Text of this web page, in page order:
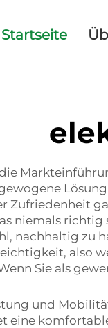
Startseite
Zufriedenheit
niemals
nachhaltig zu
also
Sie als
und
eine